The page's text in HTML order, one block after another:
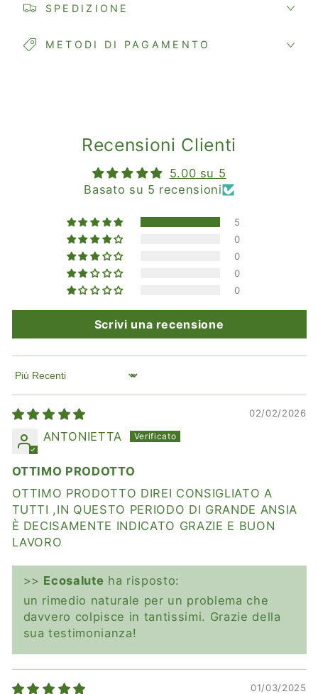
SPEDIZIONE
METODI DI PAGAMENTO
Recensioni Clienti
5.00 su 5
Basato su 5 recensioni
5
0
0
0
0
Scrivi una recensione
Sort by
02/02/2026
ANTONIETTA
OTTIMO PRODOTTO
OTTIMO PRODOTTO DIREI CONSIGLIATO A
TUTTI ,IN QUESTO PERIODO DI GRANDE ANSIA
È DECISAMENTE INDICATO GRAZIE E BUON
LAVORO
>> Ecosalute ha risposto:
un rimedio naturale per un problema che
davvero colpisce in tantissimi. Grazie della
sua testimonianza!
01/03/2025